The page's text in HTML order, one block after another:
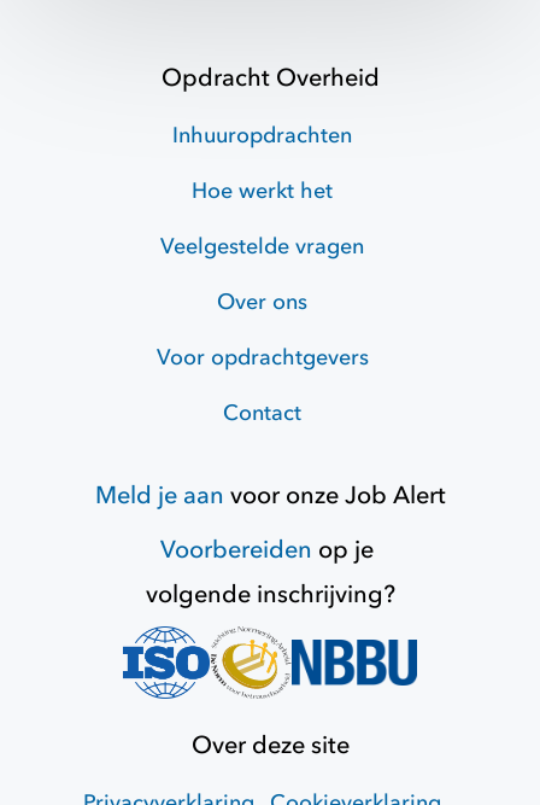
Opdracht Overheid
Inhuuropdrachten
Hoe werkt het
Veelgestelde vragen
Over ons
Voor opdrachtgevers
Contact
Meld je aan voor onzeJob Alert
Voorbereiden op je
volgende inschrijving?
Over deze site